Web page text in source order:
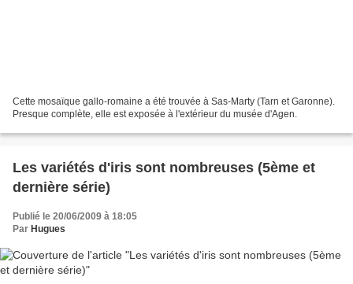
Cette mosaïque gallo-romaine a été trouvée à Sas-Marty (Tarn et Garonne).
Presque complète, elle est exposée à l'extérieur du musée d'Agen.
Les variétés d'iris sont nombreuses (5ème et
dernière série)
Publié le 20/06/2009 à 18:05
Par Hugues